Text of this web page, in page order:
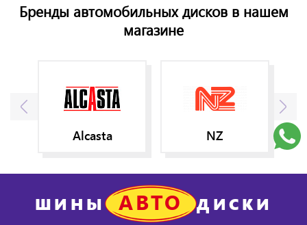
Бренды автомобильных дисков в нашем
магазине
Alcasta NZ
ШИНЫ АВТО ДИСКИ